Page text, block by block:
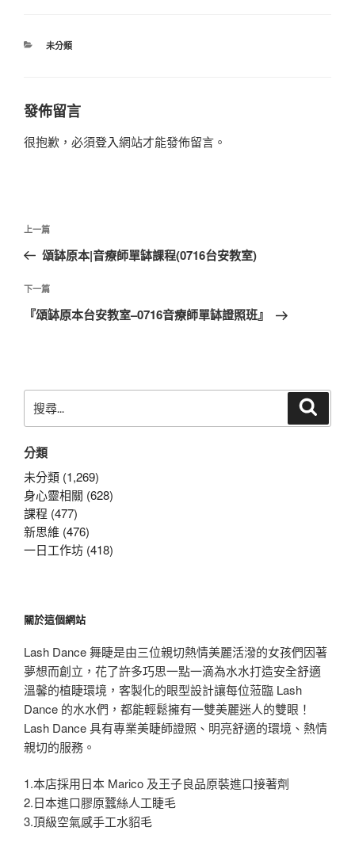
分
未分類
發佈留言
很抱歉，必須登入網站才能發佈留言。
文
導
覽
上
一
文
章
上一篇
頌缽原本|音療師單缽課程(0716台安教室)
下
一
下一篇
『頌缽原本台安教室–0716音療師單缽證照班』
尋
鍵
字:
分類
未分類 (1,269)
身心靈相關 (628)
課程 (477)
新思維 (476)
一日工作坊 (418)
關於這個網站
Lash Dance 舞睫是由三位親切熱情美麗活潑的女孩們因著
夢想而創立，花了許多巧思一點一滴為水水打造安全舒適
溫馨的植睫環境，客製化的眼型設計讓每位蒞臨 Lash
Dance 的水水們，都能輕鬆擁有一雙美麗迷人的雙眼！
Lash Dance 具有專業美睫師證照、明亮舒適的環境、熱情
親切的服務。
1.本店採用日本 Marico 及王子良品原裝進口接著劑
2.日本進口膠原蠶絲人工睫毛
3.頂級空氣感手工水貂毛